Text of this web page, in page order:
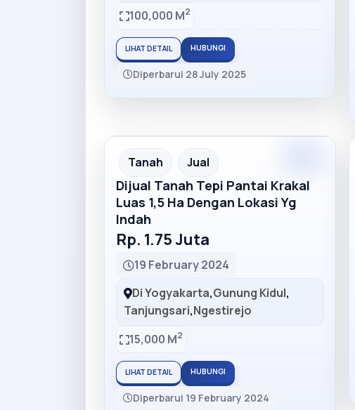
100,000 M2
LIHAT DETAIL HUBUNGI
Diperbarui 28 July 2025
Recommended
Tanah Jual
Dijual Tanah Tepi Pantai Krakal
Luas 1,5 Ha Dengan Lokasi Yg
Indah
Rp. 1.75 Juta
19 February 2024
Di Yogyakarta,Gunung Kidul,
Tanjungsari,Ngestirejo
15,000 M2
LIHAT DETAIL HUBUNGI
Diperbarui 19 February 2024